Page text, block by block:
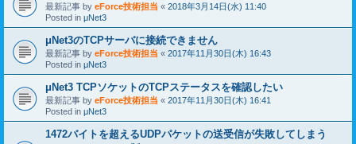
最新記事 by eForce技術担当 « 2018年3月14日(水) 11:40
Posted in μNet3
μNet3のTCPサーバに接続できません
最新記事 by eForce技術担当 « 2017年11月30日(木) 16:43
Posted in μNet3
μNet3 TCPソケットのTCPステータスを確認したい
最新記事 by eForce技術担当 « 2017年11月30日(木) 16:41
Posted in μNet3
1472バイトを超えるUDPパケットの送受信が失敗してしまう